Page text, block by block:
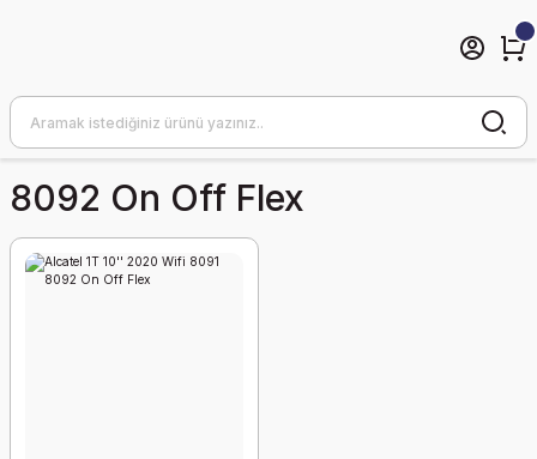
8092 On Off Flex